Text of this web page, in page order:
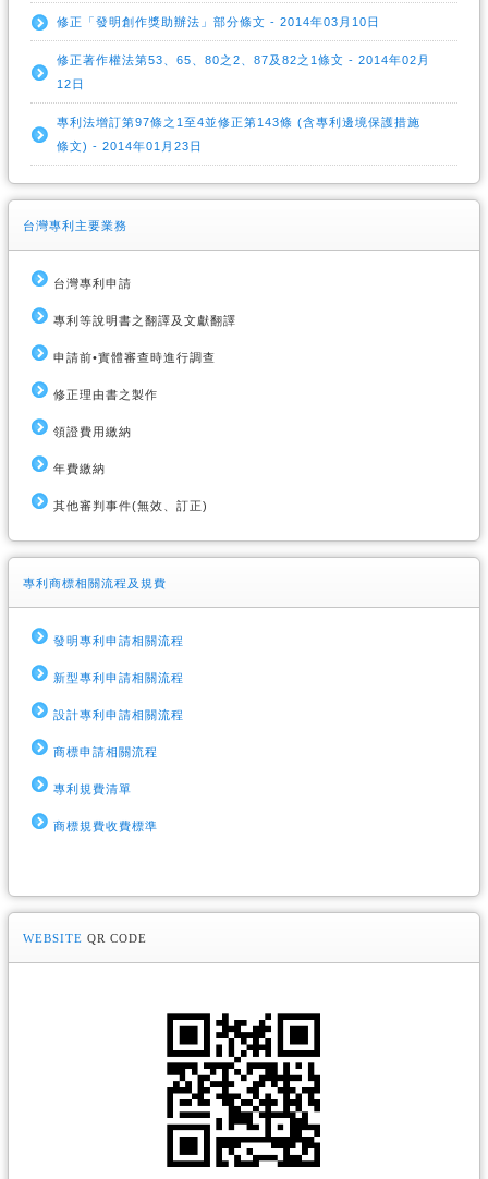
修正「發明創作獎助辦法」部分條文 - 2014年03月10日
修正著作權法第53、65、80之2、87及82之1條文 - 2014年02月
12日
專利法增訂第97條之1至4並修正第143條 (含專利邊境保護措施
條文) - 2014年01月23日
台灣專利主要業務
台灣專利申請
專利等說明書之翻譯及文獻翻譯
申請前•實體審查時進行調查
修正理由書之製作
領證費用繳納
年費繳納
其他審判事件(無效、訂正)
專利商標相關流程及規費
發明專利申請相關流程
新型專利申請相關流程
設計專利申請相關流程
商標申請相關流程
專利規費清單
商標規費收費標準
WEBSITE QR CODE